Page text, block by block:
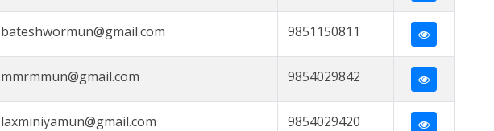
bateshwormun@gmail.com 9851150811
mmrmmun@gmail.com 9854029842
laxminiyamun@gmail.com 9854029420